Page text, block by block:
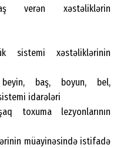
verən xəstəliklərin
sistemi xəstəliklərinin
baş, boyun, bel,
idarələri
toxuma lezyonlarının
müayinəsində istifadə